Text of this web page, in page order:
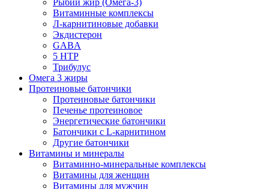
Рыбий жир (Омега-3)
Витаминные комплексы
Л-карнитиновые добавки
Экдистерон
GABA
5 HTP
Трибулус
Омега 3 жиры
Протеиновые батончики
Протеиновые батончики
Печенье протеиновое
Энергетические батончики
Батончики с L-карнитином
Другие батончики
Витамины и минералы
Витаминно-минеральные комплексы
Витамины для женщин
Витамины для мужчин